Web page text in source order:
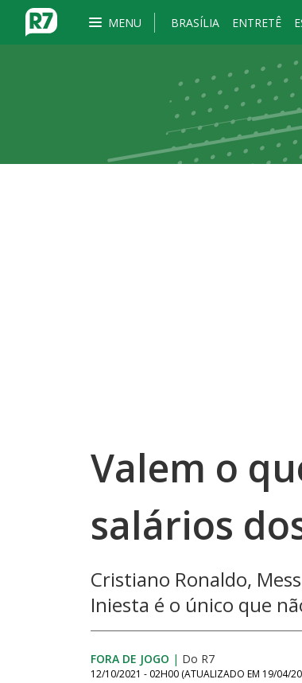
MENU BRASÍLIA ENTRETÊ
Valem o
salários
Cristiano Ronaldo,
Iniesta é o único que
FORA DE JOGO | Do R7
12/10/2021 - 02H00 (ATUALIZADO EM 19/04/